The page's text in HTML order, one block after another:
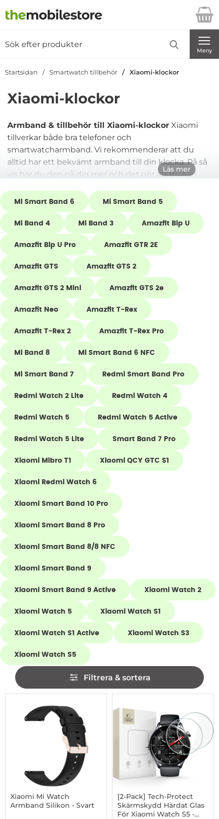
Startsidan för Danira Telecom AB
Meny
Startsidan Smartwatch tillbehör Xiaomi-klockor
Xiaomi-klockor
Läs mer
Armband & tillbehör till Xiaomi-klockor Xiaomi
tillverkar både bra telefoner och
smartwatcharmband. Vi rekommenderar att du
alltid har ett bekvämt armband till din klocka. På så
vis har du den på dig mer och det gör att du kan
vardag på ett snabbt och enkelt sätt. Vi erbjuder
läderarmband, metallarmband och silikonarmband i
flera olika varianter och färger, allt för att du ska
kunna använda ditt smartphonetillbehör så mycket
som möjligt. Vi har också heltäckande skal som
passar din Xiaomi klocka perfekt och som gör den
än mer tålig mot stötar, repor och fukt.
Underkategorier
Mi Smart Band 6 Mi Smart Band 5
Mi Band 4 Mi Band 3 Amazfit Bip U
Amazfit Bip U Pro Amazfit GTR 2E
Amazfit GTS Amazfit GTS 2
Amazfit GTS 2 Mini Amazfit GTS 2e
Amazfit Neo Amazfit T-Rex
Amazfit T-Rex 2 Amazfit T-Rex Pro
Mi Band 8 Mi Smart Band 6 NFC
Mi Smart Band 7 Redmi Smart Band Pro
Redmi Watch 2 Lite Redmi Watch 4
Redmi Watch 5 Redmi Watch 5 Active
Redmi Watch 5 Lite Smart Band 7 Pro
Xiaomi Mibro T1 Xiaomi QCY GTC S1
Xiaomi Redmi Watch 6
Xiaomi Smart Band 10 Pro
Xiaomi Smart Band 8 Pro
Xiaomi Smart Band 8/8 NFC
Xiaomi Smart Band 9
Xiaomi Smart Band 9 Active Xiaomi Watch 2
Xiaomi Watch 5 Xiaomi Watch S1
Xiaomi Watch S1 Active Xiaomi Watch S3
Xiaomi Watch S5
Hoppa
över
filtersektionen
Filtrera & sortera
Filtrera & sortera
produktlista
Xiaomi Mi Watch
Armband Silikon - Svart
[2-Pack] Tech-Protect
Skärmskydd Härdat Glas
För Xiaomi Watch S5 -